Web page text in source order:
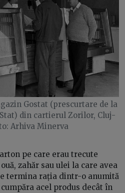
Gostat (prescurtare de la
din cartierul Zorilor, Cluj-
Arhiva Minerva
pe care erau trecute
zahăr sau ulei la care avea
termina rația dintr-o anumită
acel produs decât în